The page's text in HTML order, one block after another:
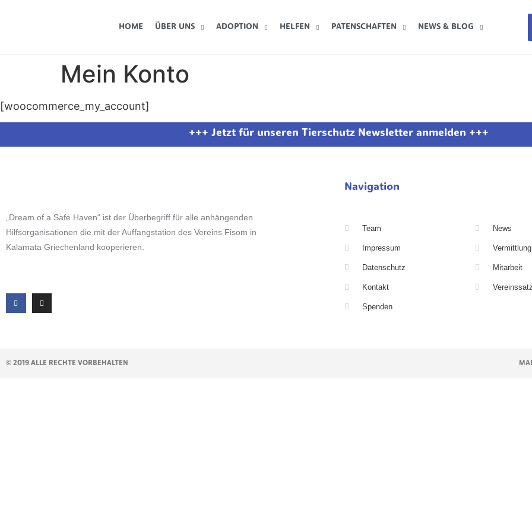
HOME ÜBER UNS ADOPTION HELFEN PATENSCHAFTEN NEWS & BLOG
Mein Konto
[woocommerce_my_account]
+++ Jetzt für unseren Tierschutz Newsletter anmelden +++
„Dream of a Safe Haven“ ist der Überbegriff für alle anhängenden
Hilfsorganisationen die mit der Auffangstation des Vereins Fisom in
Kalamata Griechenland kooperieren.
Navigation
Team
Impressum
Datenschutz
Kontakt
Spenden
News
Vermittlung
Mitarbeit
© 2019 ALLE RECHTE VORBEHALTEN